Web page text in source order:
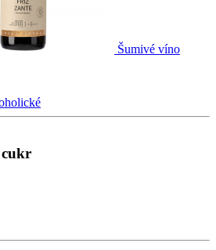
Šumivé víno